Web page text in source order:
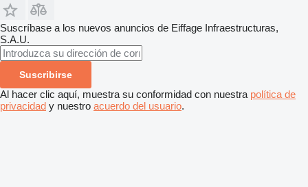
Suscríbase a los nuevos anuncios de Eiffage Infraestructuras,
S.A.U.
Suscribirse
Al hacer clic aquí, muestra su conformidad con nuestra política de
privacidad y nuestro acuerdo del usuario.